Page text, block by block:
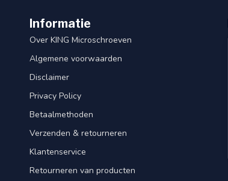
Informatie
Over KING Microschroeven
Algemene voorwaarden
Disclaimer
Privacy Policy
Betaalmethoden
Verzenden & retourneren
Klantenservice
Retourneren van producten